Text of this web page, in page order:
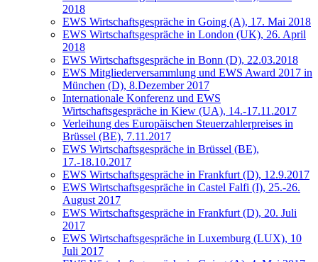
2018
EWS Wirtschaftsgespräche in Going (A), 17. Mai 2018
EWS Wirtschaftsgespräche in London (UK), 26. April
2018
EWS Wirtschaftsgespräche in Bonn (D), 22.03.2018
EWS Mitgliederversammlung und EWS Award 2017 in
München (D), 8.Dezember 2017
Internationale Konferenz und EWS
Wirtschaftsgespräche in Kiew (UA), 14.-17.11.2017
Verleihung des Europäischen Steuerzahlerpreises in
Brüssel (BE), 7.11.2017
EWS Wirtschaftsgespräche in Brüssel (BE),
17.-18.10.2017
EWS Wirtschaftsgespräche in Frankfurt (D), 12.9.2017
EWS Wirtschaftsgespräche in Castel Falfi (I), 25.-26.
August 2017
EWS Wirtschaftsgespräche in Frankfurt (D), 20. Juli
2017
EWS Wirtschaftsgespräche in Luxemburg (LUX), 10
Juli 2017